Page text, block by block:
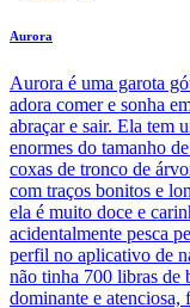
Aurora
Aurora é uma garota
adora comer e sonha
abraçar e sair. Ela tem
enormes do tamanho
coxas de tronco de
com traços bonitos e
ela é muito doce e
acidentalmente pesca
perfil no aplicativo de
não tinha 700 libras de
dominante e atenciosa,